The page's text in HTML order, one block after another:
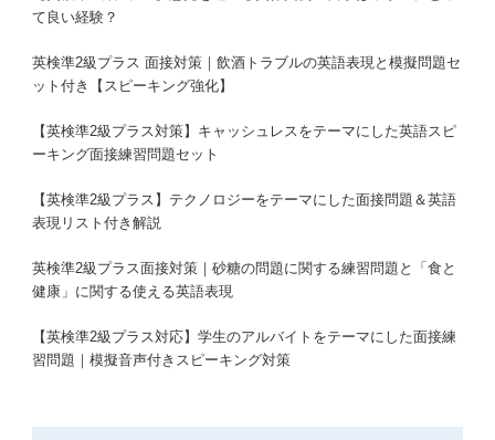
て良い経験？
英検準2級プラス 面接対策｜飲酒トラブルの英語表現と模擬問題セ
ット付き【スピーキング強化】
【英検準2級プラス対策】キャッシュレスをテーマにした英語スピ
ーキング面接練習問題セット
【英検準2級プラス】テクノロジーをテーマにした面接問題＆英語
表現リスト付き解説
英検準2級プラス面接対策｜砂糖の問題に関する練習問題と「食と
健康」に関する使える英語表現
【英検準2級プラス対応】学生のアルバイトをテーマにした面接練
習問題｜模擬音声付きスピーキング対策